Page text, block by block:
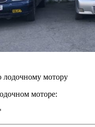
лодочному мотору
моторе: